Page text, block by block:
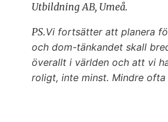
Utbildning AB, Umeå.
PS.Vi fortsätter att planera
och dom-tänkandet skall
överallt i världen och att vi
roligt, inte minst. Mindre